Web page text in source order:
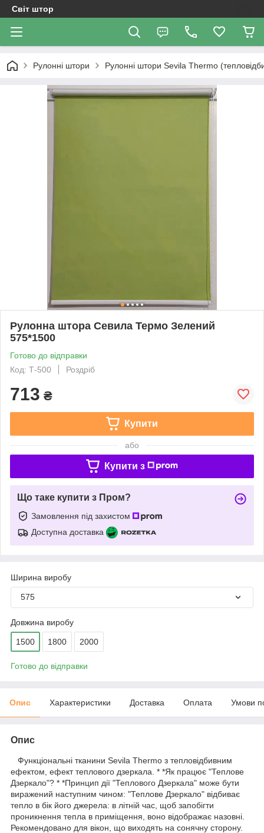
Світ штор
Рулонні штори Рулонні штори Sevila Thermo
Рулонна штора Севила Термо Зелений
575*1500
Готово до відправки
Код: Т-500
Роздріб
713 ₴
Купити
або
Купити з
Що таке купити з Пром?
Замовлення під захистом
Доступна доставка
Ширина виробу
575
Довжина виробу
1500 1800 2000
Готово до відправки
Опис Характеристики Доставка Оплата Умови
Опис
Функціональні тканини Sevila Thermo з тепловідбивним
ефектом, ефект теплового дзеркала. * *Як працює "Теплове
Дзеркало"? * *Принцип дії "Теплового Дзеркала" може бути
виражений наступним чином: "Теплове Дзеркало" відбиває
тепло в бік його джерела: в літній час, щоб запобігти
проникнення тепла в приміщення, воно відображає назовні.
Рекомендовано для вікон, що виходять на сонячну сторону.